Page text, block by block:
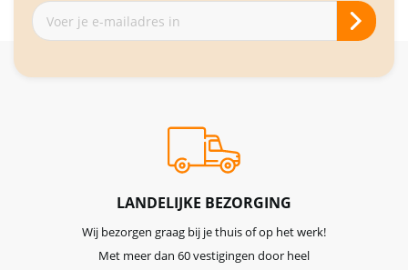
Abonneer
je
LANDELIJKE BEZORGING
Wij bezorgen graag bij je thuis of op het werk!
Met meer dan 60 vestigingen door heel